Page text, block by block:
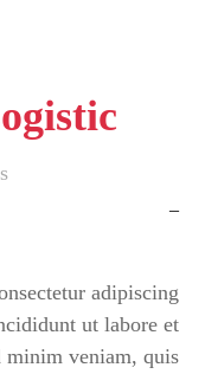
adipiscing
ut labore et
minim veniam, quis